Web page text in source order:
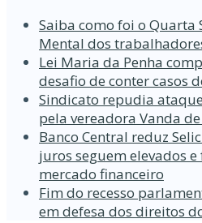
Saiba como foi o Quarta
Mental dos
Lei Maria da Penha
desafio de conter casos
Sindicato repudia
pela vereadora Vanda de
Banco Central reduz
juros seguem elevados
mercado financeiro
Fim do recesso
em defesa dos direitos